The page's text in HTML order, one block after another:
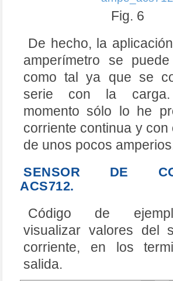
Fig. 6
De hecho, la
amperímetro se
como tal ya que se
serie con la
momento sólo lo he
corriente continua y con
de unos pocos
SENSOR DE
ACS712.
Código de
visualizar valores del
corriente, en los
salida.